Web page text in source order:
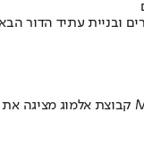
ובניית עתיד הדור